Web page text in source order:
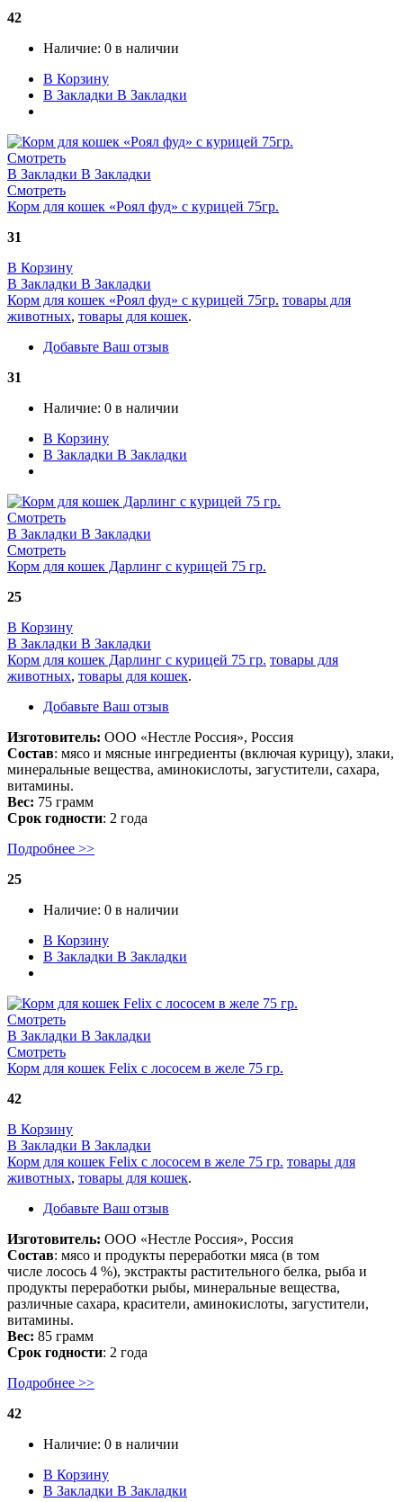
42
Наличие: 0 в наличии
В Корзину
В Закладки В Закладки
Смотреть
В Закладки В Закладки
Смотреть
Корм для кошек «Роял фуд» с курицей 75гр.
31
В Корзину
В Закладки В Закладки
Корм для кошек «Роял фуд» с курицей 75гр. товары для
животных, товары для кошек.
Добавьте Ваш отзыв
31
Наличие: 0 в наличии
В Корзину
В Закладки В Закладки
Смотреть
В Закладки В Закладки
Смотреть
Корм для кошек Дарлинг с курицей 75 гр.
25
В Корзину
В Закладки В Закладки
Корм для кошек Дарлинг с курицей 75 гр. товары для
животных, товары для кошек.
Добавьте Ваш отзыв
Изготовитель: ООО «Нестле Россия», Россия
Состав: мясо и мясные ингредиенты (включая курицу), злаки,
минеральные вещества, аминокислоты, загустители, сахара,
витамины.
Вес: 75 грамм
Срок годности: 2 года
Подробнее >>
25
Наличие: 0 в наличии
В Корзину
В Закладки В Закладки
Смотреть
В Закладки В Закладки
Смотреть
Корм для кошек Felix с лососем в желе 75 гр.
42
В Корзину
В Закладки В Закладки
Корм для кошек Felix с лососем в желе 75 гр. товары для
животных, товары для кошек.
Добавьте Ваш отзыв
Изготовитель: ООО «Нестле Россия», Россия
Состав: мясо и продукты переработки мяса (в том
числе лосось 4 %), экстракты растительного белка, рыба и
продукты переработки рыбы, минеральные вещества,
различные сахара, красители, аминокислоты, загустители,
витамины.
Вес: 85 грамм
Срок годности: 2 года
Подробнее >>
42
Наличие: 0 в наличии
В Корзину
В Закладки В Закладки